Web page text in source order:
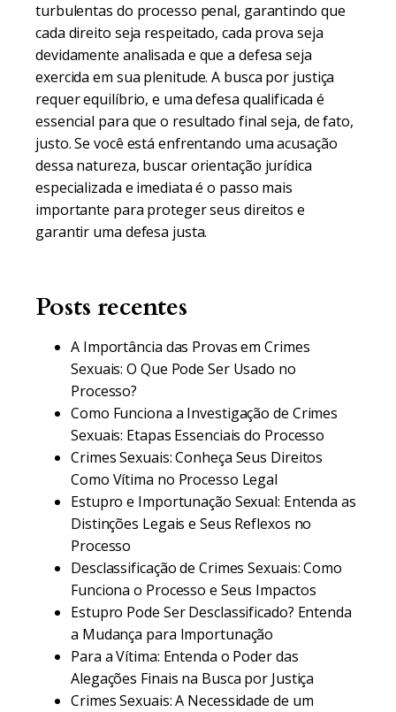
turbulentas do processo penal, garantindo que
cada direito seja respeitado, cada prova seja
devidamente analisada e que a defesa seja
exercida em sua plenitude. A busca por justiça
requer equilíbrio, e uma defesa qualificada é
essencial para que o resultado final seja, de fato,
justo. Se você está enfrentando uma acusação
dessa natureza, buscar orientação jurídica
especializada e imediata é o passo mais
importante para proteger seus direitos e
garantir uma defesa justa.
Posts recentes
A Importância das Provas em Crimes
Sexuais: O Que Pode Ser Usado no
Processo?
Como Funciona a Investigação de Crimes
Sexuais: Etapas Essenciais do Processo
Crimes Sexuais: Conheça Seus Direitos
Como Vítima no Processo Legal
Estupro e Importunação Sexual: Entenda as
Distinções Legais e Seus Reflexos no
Processo
Desclassificação de Crimes Sexuais: Como
Funciona o Processo e Seus Impactos
Estupro Pode Ser Desclassificado? Entenda
a Mudança para Importunação
Para a Vítima: Entenda o Poder das
Alegações Finais na Busca por Justiça
Crimes Sexuais: A Necessidade de um